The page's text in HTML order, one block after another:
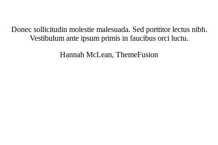
Donec sollicitudin molestie malesuada. Sed porttitor lectus nibh.
Vestibulum ante ipsum primis in faucibus orci luctu.
Hannah McLean, ThemeFusion